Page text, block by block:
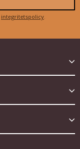
integritetspolicy